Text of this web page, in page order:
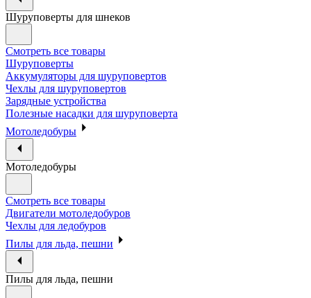
Шуруповерты для шнеков
Смотреть все товары
Шуруповерты
Аккумуляторы для шуруповертов
Чехлы для шуруповертов
Зарядные устройства
Полезные насадки для шуруповерта
Мотоледобуры
Мотоледобуры
Смотреть все товары
Двигатели мотоледобуров
Чехлы для ледобуров
Пилы для льда, пешни
Пилы для льда, пешни